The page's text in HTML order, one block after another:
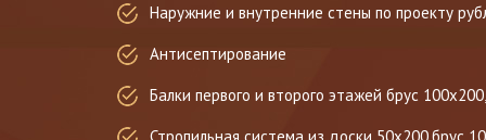
Наружние и внутренние стены по проекту
Антисептирование
Балки первого и второго этажей брус
Стропильная система из доски 50х200,брус